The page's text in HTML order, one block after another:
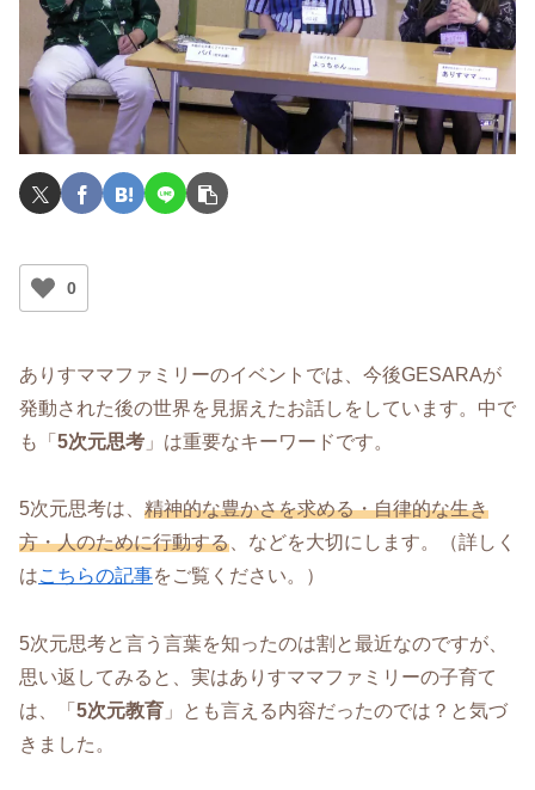
0
ありすママファミリーのイベントでは、今後GESARAが
発動された後の世界を見据えたお話しをしています。中で
も「 5次元思考 」は重要なキーワードです。
5次元思考は、 精神的な豊かさを求める・自律的な生き
方・人のために行動する、などを大切にします。（詳しく
はこちらの記事をご覧ください。）
5次元思考と言う言葉を知ったのは割と最近なのですが、
思い返してみると、実はありすママファミリーの子育て
は、「 5次元教育 」とも言える内容だったのでは？と気づ
きました。